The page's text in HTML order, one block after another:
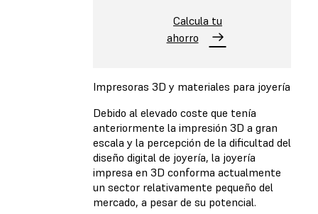
Calcula tu
ahorro
Impresoras 3D y materiales para joyería
Debido al elevado coste que tenía
anteriormente la impresión 3D a gran
escala y la percepción de la dificultad del
diseño digital de joyería, la joyería
impresa en 3D conforma actualmente
un sector relativamente pequeño del
mercado, a pesar de su potencial.